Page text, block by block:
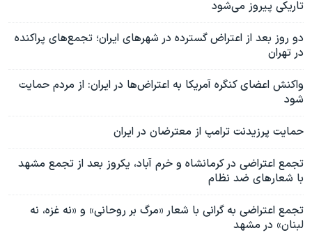
تاریکی پیروز می‌شود
دو روز بعد از اعتراض گسترده در شهرهای ایران؛ تجمع‌های پراکنده
در تهران
واکنش اعضای کنگره آمریکا به اعتراض‌ها در ایران: از مردم حمایت
شود
حمایت پرزیدنت ترامپ از معترضان در ایران
تجمع اعتراضی در کرمانشاه و خرم آباد، یکروز بعد از تجمع مشهد
با شعارهای ضد نظام
تجمع اعتراضی به گرانی با شعار «مرگ بر روحانی» و «نه غزه، نه
لبنان» در مشهد